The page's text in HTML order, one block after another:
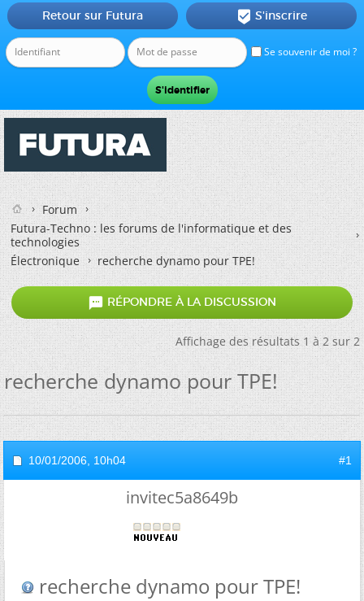
Se souvenir de moi ?
Retour sur Futura  S'inscrire
Forum
Futura-Techno : les forums de l'informatique et des
technologies
Électronique
recherche dynamo pour TPE!
 RÉPONDRE À LA DISCUSSION
Affichage des résultats 1 à 2 sur 2
recherche dynamo pour TPE!
10/01/2006, 10h04 #1
invitec5a8649b
recherche dynamo pour TPE!